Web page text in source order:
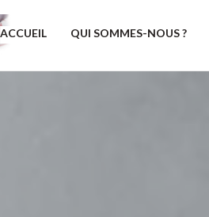
ACCUEIL QUI SOMMES-NOUS ?